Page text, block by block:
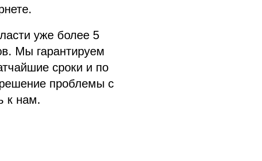
уже более 5
Мы гарантируем
сроки и по
проблемы с
к нам.